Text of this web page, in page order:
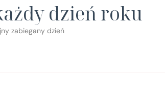
dzień roku
zabiegany dzień